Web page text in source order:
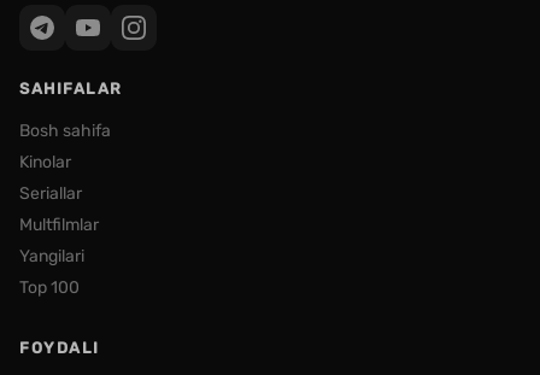
SAHIFALAR
Bosh sahifa
Kinolar
Seriallar
Multfilmlar
Yangilari
Top 100
FOYDALI